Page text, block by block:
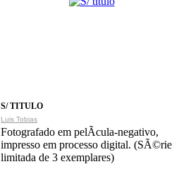
S/ TITULO
Luis Tobias
Fotografado em pelÃ­cula-negativo,
impresso em processo digital. (SÃ©rie
limitada de 3 exemplares)